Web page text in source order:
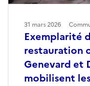
Exemplarité
restauration
Genevard et
mobilisent
31 mars 2026